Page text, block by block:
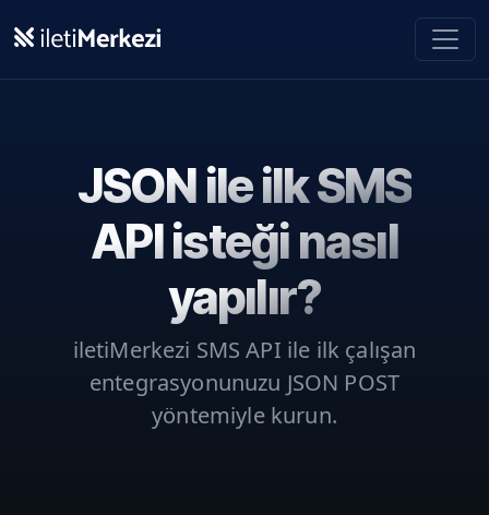
JSON ile ilk SMS
API isteği nasıl
yapılır?
iletiMerkezi SMS API ile ilk çalışan
entegrasyonunuzu JSON POST
yöntemiyle kurun.